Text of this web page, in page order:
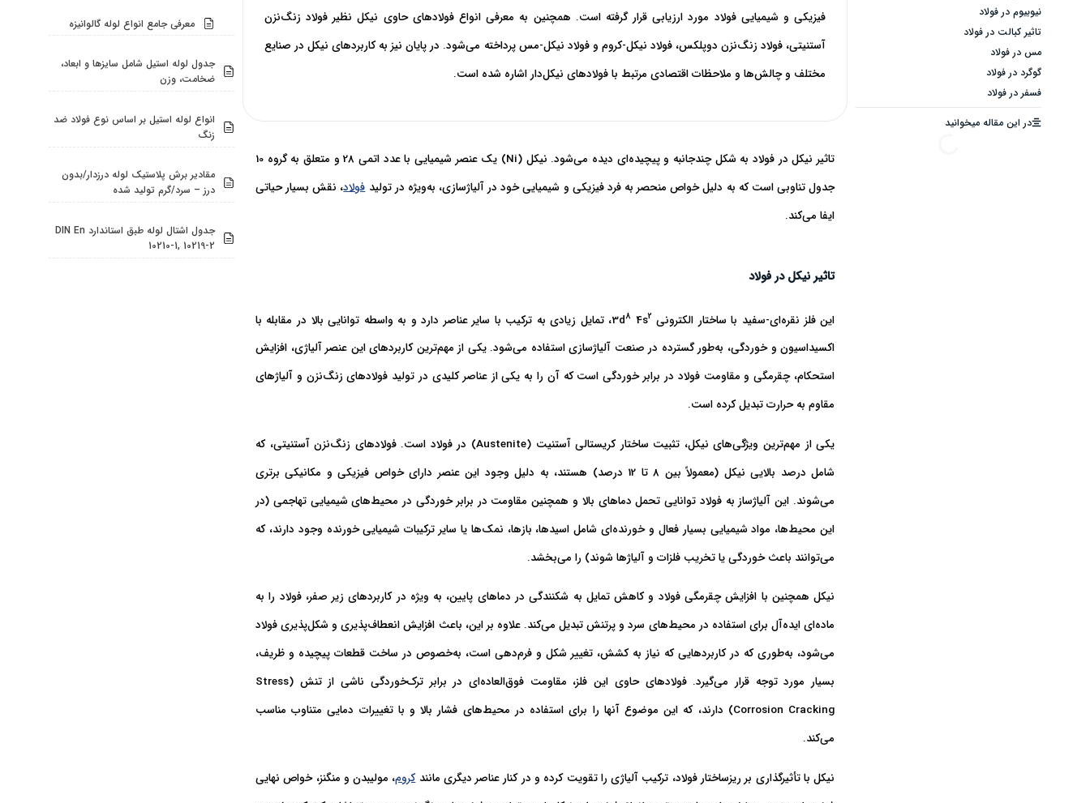
نیوبیوم در فولاد
تاثیر کبالت در فولاد
مس در فولاد
گوگرد در فولاد
فسفر در فولاد
در این مقاله میخوانید
فیزیکی و شیمیایی فولاد مورد ارزیابی قرار گرفته است. همچنین به معرفی انواع فولادهای حاوی نیکل نظیر فولاد زنگ‌نزن
آستنیتی، فولاد زنگ‌نزن دوپلکس، فولاد نیکل-کروم و فولاد نیکل-مس پرداخته می‌شود. در پایان نیز به کاربردهای نیکل در صنایع
مختلف و چالش‌ها و ملاحظات اقتصادی مرتبط با فولادهای نیکل‌دار اشاره شده است.
تاثیر نیکل در فولادبه شکل چندجانبه و پیچیده‌ای دیده می‌شود. نیکل (
Ni
) یک عنصر شیمیایی با عدد اتمی 28 و متعلق به گروه 10
جدول تناوبی است که به دلیل خواص منحصر به فرد فیزیکی و شیمیایی خود در آلیاژسازی، به‌ویژه در تولیدفولاد، نقش بسیار حیاتی
ایفا می‌کند.
تاثیر نیکل در فولاد
این فلز نقره‌ای-سفید با ساختار الکترونی 3d 8 4s2 ، تمایل زیادی به ترکیب با سایر عناصر دارد و به واسطه توانایی بالا در مقابله با
اکسیداسیون و خوردگی، به‌طور گسترده در صنعت آلیاژسازی استفاده می‌شود. یکی از مهم‌ترین کاربردهای این عنصر آلیاژی، افزایش
استحکام، چقرمگی و مقاومت فولاد در برابر خوردگی است که آن را به یکی از عناصر کلیدی در تولید فولادهای زنگ‌نزن و آلیاژهای
مقاوم به حرارت تبدیل کرده است.
یکی از مهم‌ترین ویژگی‌های نیکل، تثبیت ساختار کریستالی آستنیت (Austenite) در فولاد
است. فولادهای زنگ‌نزن آستنیتی، که
شامل درصد بالایی نیکل (معمولاً بین 8 تا 12 درصد) هستند، به دلیل وجود این عنصر دارای خواص فیزیکی و مکانیکی برتری
می‌شوند. این آلیاژساز به فولاد توانایی تحمل دماهای بالا و همچنین مقاومت در برابر خوردگی در محیط‌های شیمیایی تهاجمی (در
این محیط‌ها، مواد شیمیایی بسیار فعال و خورنده‌ای شامل اسیدها، بازها، نمک‌ها یا سایر ترکیبات شیمیایی خورنده وجود دارند، که
می‌توانند باعث خوردگی یا تخریب فلزات و آلیاژها شوند) را می‌بخشد.
نیکل همچنین با افزایش چقرمگی فولاد و کاهش تمایل به شکنندگی در دماهای پایین، به ویژه در کاربردهای زیر صفر، فولاد را به
ماده‌ای ایده‌آل برای استفاده در محیط‌های سرد و پرتنش تبدیل می‌کند. علاوه بر این، باعث افزایش انعطاف‌پذیری و شکل‌پذیری فولاد
می‌شود، به‌طوری که در کاربردهایی که نیاز به کشش، تغییر شکل و فرم‌دهی است، به‌خصوص در ساخت قطعات پیچیده و ظریف،
بسیار مورد توجه قرار می‌گیرد. فولادهای حاوی این فلز،
مقاومت فوق‌العاده‌ای در برابر ترک‌خوردگی ناشی از تنش (Stress
Corrosion Cracking)
دارند، که این موضوع آنها را برای استفاده در محیط‌های فشار بالا و با تغییرات دمایی متناوب مناسب
می‌کند.
نیکل باتأثیرگذاری بر ریزساختار فولاد، ترکیب آلیاژی را تقویت کرده و در کنار عناصر دیگری مانندکروم، مولیبدن و منگنز، خواص نهایی
معرفی جامع انواع لوله گالوانیزه
جدول لوله استیل شامل سایزها و ابعاد،
ضخامت، وزن
انواع لوله استیل بر اساس نوع فولاد ضد
زنگ
مقادیر برش پلاستیک لوله درزدار/بدون
درز – سرد/گرم تولید شده
جدول اشتال لوله طبق استاندارد DIN En
10210-1, 10219-2